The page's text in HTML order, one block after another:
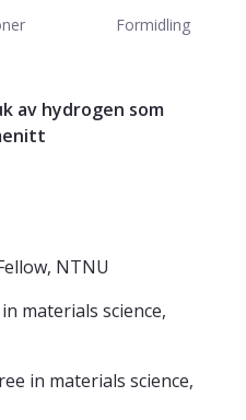
Formidling
av hydrogen som
NTNU
materials science,
in materials science,